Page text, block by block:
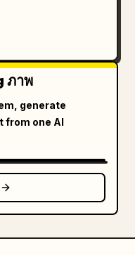
ภาพ
generate
from one AI